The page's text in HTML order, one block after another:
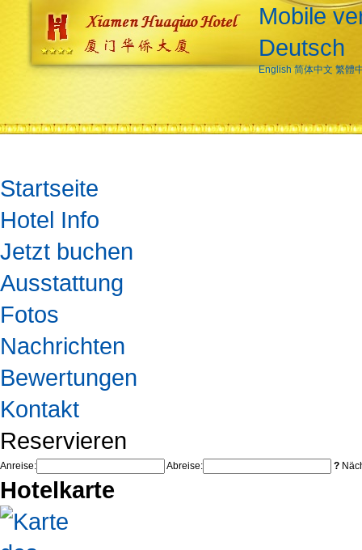
Mobile
Deutsch
English 简体中文 繁體
Startseite
Hotel Info
Jetzt buchen
Ausstattung
Fotos
Nachrichten
Bewertungen
Kontakt
Reservieren
Anreise: Abreise: ?
Hotelkarte